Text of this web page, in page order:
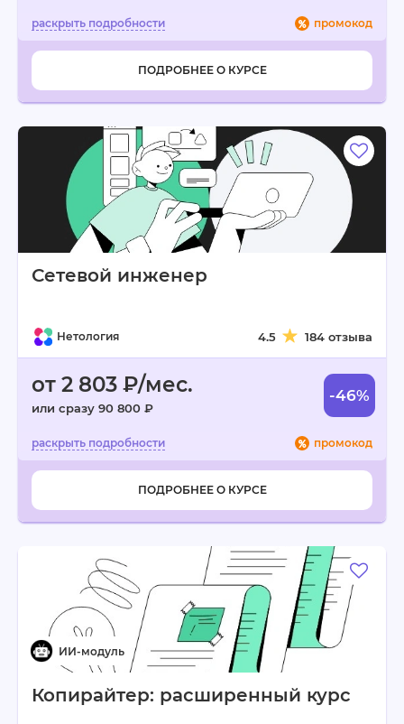
промокод
ПОДРОБНЕЕ О КУРСЕ
Сетевой инженер
Нетология 4.5 184 отзыва
от 2 803 ₽/мес.
или сразу 90 800 ₽
-46%
промокод
ПОДРОБНЕЕ О КУРСЕ
Копирайтер: расширенный курс